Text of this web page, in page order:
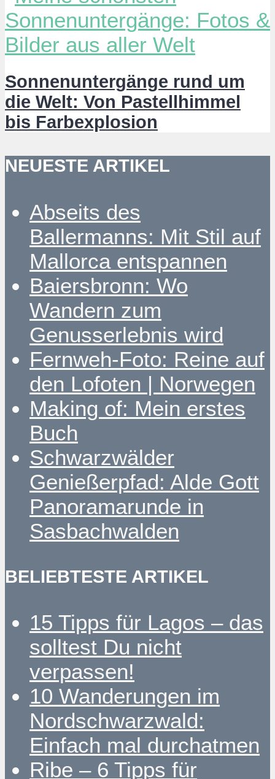
Sonnenuntergänge rund um
die Welt: Von Pastellhimmel
bis Farbexplosion
NEUESTE ARTIKEL
Abseits des
Ballermanns: Mit Stil auf
Mallorca entspannen
Baiersbronn: Wo
Wandern zum
Genusserlebnis wird
Fernweh-Foto: Reine auf
den Lofoten | Norwegen
Making of: Mein erstes
Buch
Schwarzwälder
Genießerpfad: Alde Gott
Panoramarunde in
Sasbachwalden
BELIEBTESTE ARTIKEL
15 Tipps für Lagos – das
solltest Du nicht
verpassen!
10 Wanderungen im
Nordschwarzwald:
Einfach mal durchatmen
Ribe – 6 Tipps für